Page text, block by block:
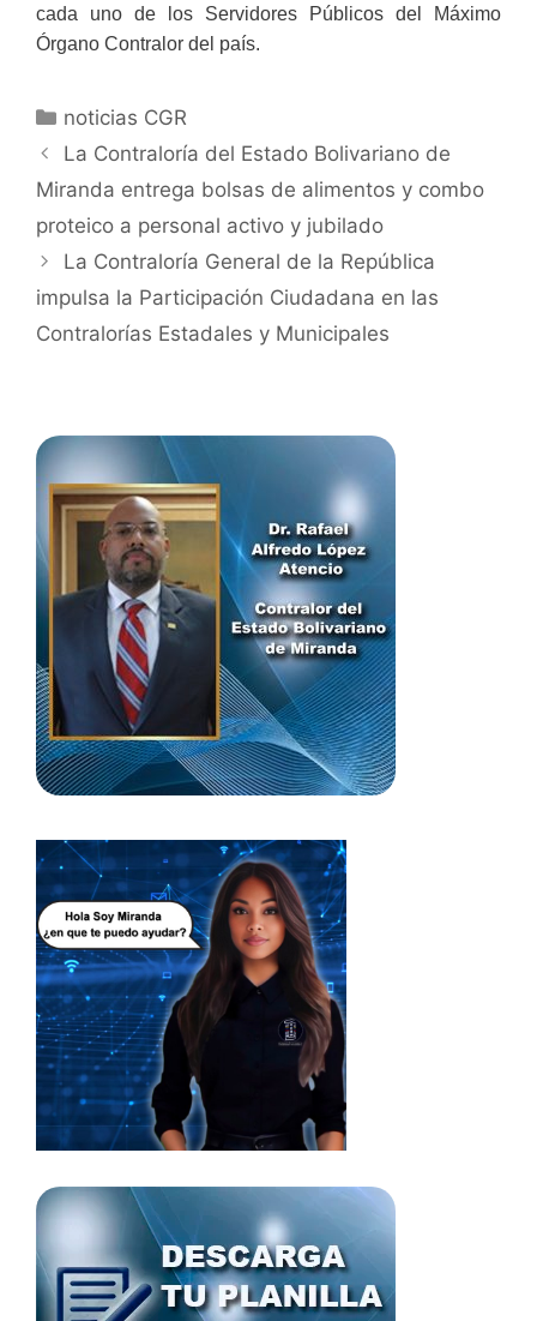
cada uno de los Servidores Públicos del Máximo
Órgano Contralor del país.
noticias CGR
La Contraloría del Estado Bolivariano de
Miranda entrega bolsas de alimentos y combo
proteico a personal activo y jubilado
La Contraloría General de la República
impulsa la Participación Ciudadana en las
Contralorías Estadales y Municipales